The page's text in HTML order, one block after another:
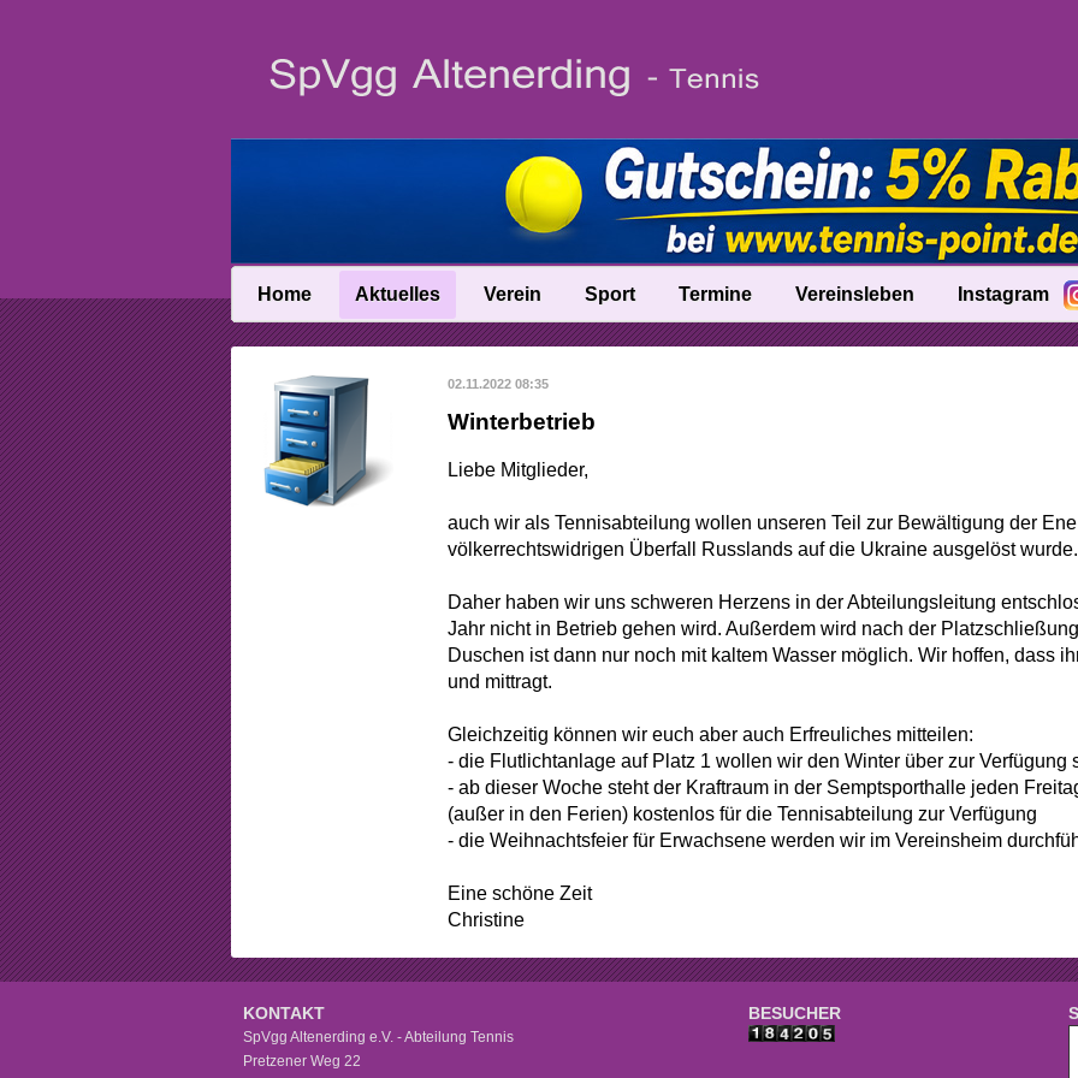
Home Aktuelles
News
News-Archiv
Verein
Vereinsinfo
Vereinschronik
Beschlüsse
Mitgliedschaft
Arbeitsstunden
Formulare
Sponsoring
Sport
Trainer
Mannschaften
Tennistreff
Spielerbörse
Ballmaschine
Termine Vereinsleben Instagram
02.11.2022 08:35
Winterbetrieb
Liebe Mitglieder,
auch wir als Tennisabteilung wollen unseren Teil zur Bewältigung der
völkerrechtswidrigen Überfall Russlands auf die Ukraine ausgelöst wurde.
Daher haben wir uns schweren Herzens in der Abteilungsleitung
Jahr nicht in Betrieb gehen wird. Außerdem wird nach der
Duschen ist dann nur noch mit kaltem Wasser möglich. Wir hoffen, dass
und mittragt.
Gleichzeitig können wir euch aber auch Erfreuliches mitteilen:
- die Flutlichtanlage auf Platz 1 wollen wir den Winter über zur Verfügung
- ab dieser Woche steht der Kraftraum in der Semptsporthalle jeden
(außer in den Ferien) kostenlos für die Tennisabteilung zur Verfügung
- die Weihnachtsfeier für Erwachsene werden wir im Vereinsheim
Eine schöne Zeit
Christine
KONTAKT
SpVgg Altenerding e.V. - Abteilung Tennis
Pretzener Weg 22
BESUCHER